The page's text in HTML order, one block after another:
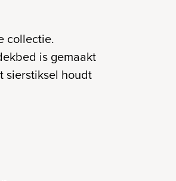
collectie.
is gemaakt
sierstiksel houdt